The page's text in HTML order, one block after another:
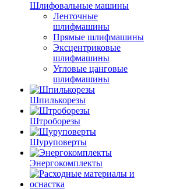
Шлифовальные машины
Ленточные
шлифмашины
Прямые шлифмашины
Эксцентриковые
шлифмашины
Угловые цанговые
шлифмашины
Шпилькорезы
Штроборезы
Шуруповерты
Энергокомплекты